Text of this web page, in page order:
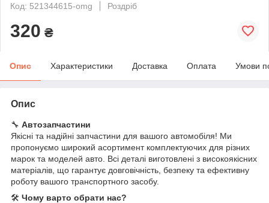
Код: 521344615-omg
Роздріб
320 ₴
Опис Характеристики Доставка Оплата Умови
Опис
🔧 Автозапчастини
Якісні та надійні запчастини для вашого автомобіля! Ми
пропонуємо широкий асортимент комплектуючих для різних
марок та моделей авто. Всі деталі виготовлені з високоякісних
матеріалів, що гарантує довговічність, безпеку та ефективну
роботу вашого транспортного засобу.
🛠 Чому варто обрати нас?